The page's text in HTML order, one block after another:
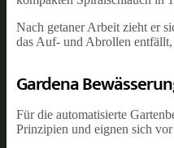
Nach getaner Arbeit zieht er
das Auf- und Abrollen
Gardena
Für die automatisierte
Prinzipien und eignen sich